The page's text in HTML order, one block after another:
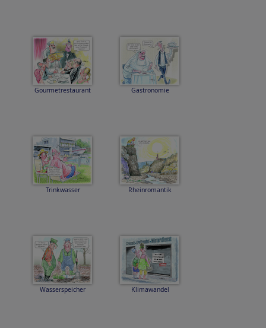
Gourmetrestaurant Gastronomie
Trinkwasser Rheinromantik
Wasserspeicher Klimawandel